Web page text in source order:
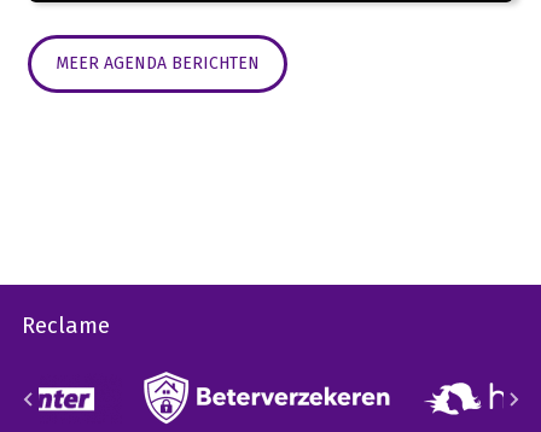
MEER AGENDA BERICHTEN
Reclame